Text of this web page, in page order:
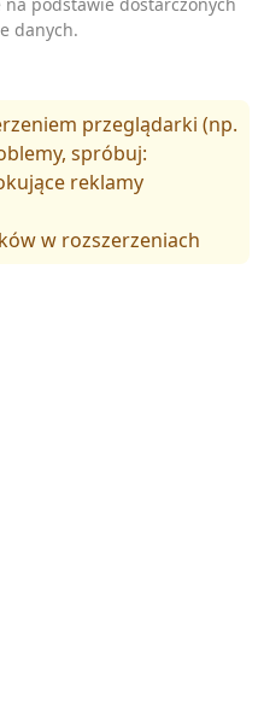
danych.
przeglądarki (np.
spróbuj:
reklamy
w rozszerzeniach